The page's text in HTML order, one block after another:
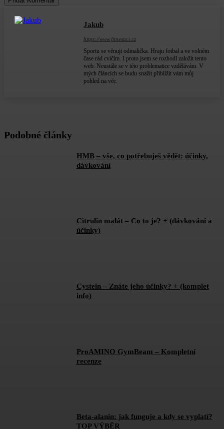
Jakub
https://www.fitnesaci.cz
Sportu se věnuji odmalička. Hraju fotbal a ve volném
čase rád cvičím. I proto jsem se rozhodl založit tento
web. Neustále se v této problematice vzdělávám. V
mých článcích se budu snažit přiblížit vám můj
pohled na věc.
Podobné články
HMB – vše, co potřebuješ vědět: účinky,
dávkování
Citrulin malát – Co to je? + (dávkování a
účinky)
Cystein – Znáte jeho účinky? + (komplet
info)
ProAMINO GymBeam – Kompletní
recenze
Beta-alanin: jak funguje a kdy se vyplatí?
TOP VÝBĚR